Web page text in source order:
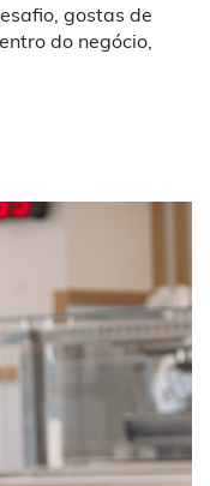
gostas de
do negócio,